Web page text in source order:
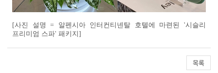
[사진 설명 = 알펜시아 인터컨티넨탈 호텔에 마련된 '시슬리
프리미엄 스파' 패키지]
목록